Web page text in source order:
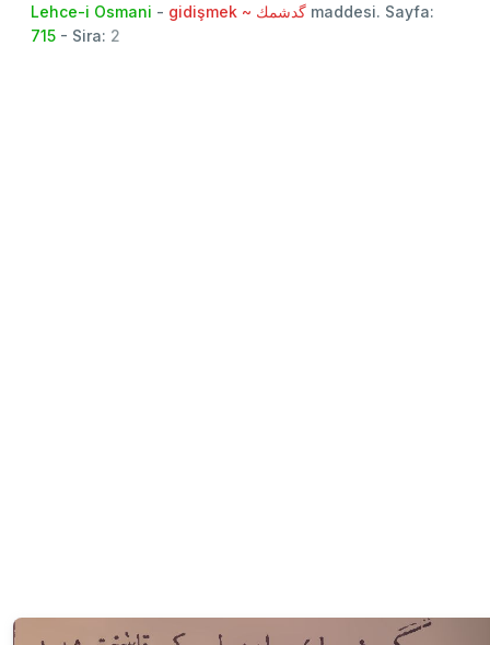
Lehce-i Osmani - gidişmek ~ گدشمك maddesi. Sayfa:
715 - Sira: 2